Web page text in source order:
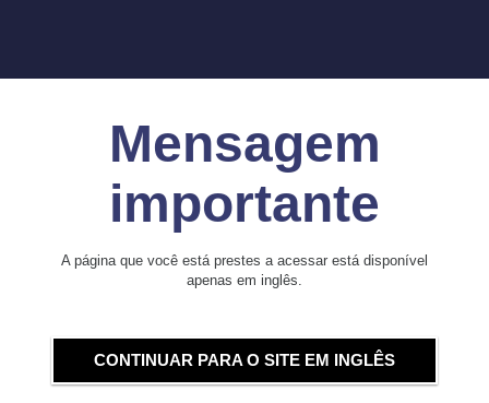
Mensagem
importante
A página que você está prestes a acessar está disponível
apenas em inglês.
CONTINUAR PARA O SITE EM INGLÊS